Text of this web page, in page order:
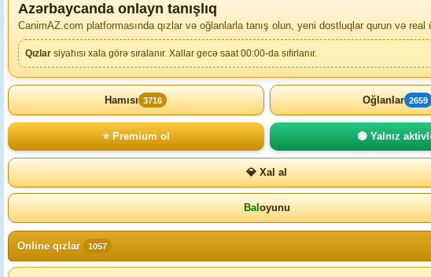
Azərbaycanda onlayn tanışlıq
CanimAZ.com platformasında qızlar və oğlanlarla tanış olun, yeni dostluqlar qurun və real
Qızlar siyahısı xala görə sıralanır. Xallar gecə saat 00:00-da sıfırlanır.
Hamısı 3716 Oğlanlar 2659
⭐ Premium ol 🟢 Yalnız
💎 Xal al
Baloyunu
Online qızlar 1057